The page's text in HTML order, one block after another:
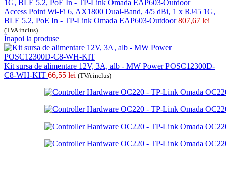
Access Point Wi-Fi 6, AX1800 Dual-Band, 4/5 dBi, 1 x RJ45 1G,
BLE 5.2, PoE In - TP-Link Omada EAP603-Outdoor807,67 lei
(TVA inclus)
Înapoi la produse
Kit sursa de alimentare 12V, 3A, alb - MW Power POSC12300D-
C8-WH-KIT 66,55 lei (TVA inclus)